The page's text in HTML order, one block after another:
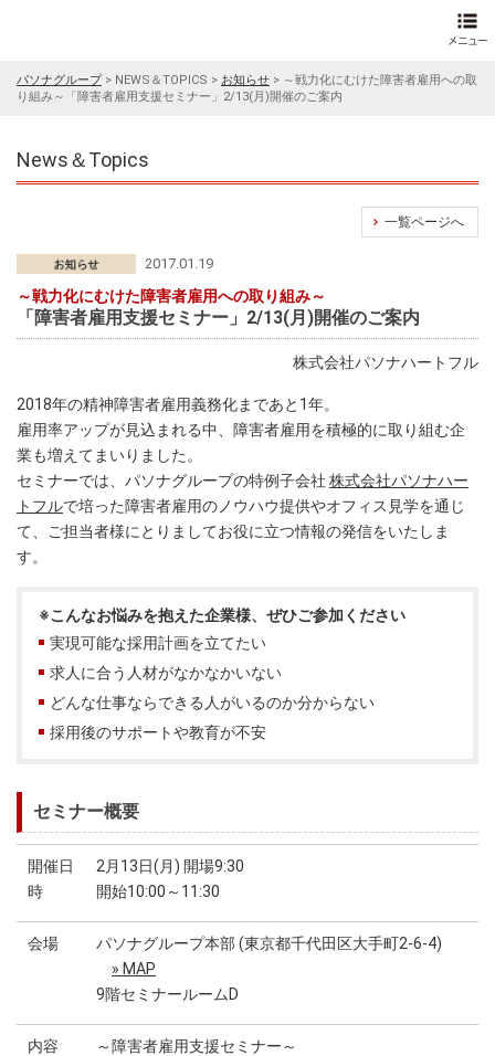
パソナグループ> NEWS＆TOPICS > お知らせ > ～戦力化にむけた障害者雇用への取
り組み～「障害者雇用支援セミナー」2/13(月)開催のご案内
News＆Topics
一覧ページへ
2017.01.19
～戦力化にむけた障害者雇用への取り組み～
「障害者雇用支援セミナー」2/13(月)開催のご案内
株式会社パソナハートフル
2018年の精神障害者雇用義務化まであと1年。
雇用率アップが見込まれる中、障害者雇用を積極的に取り組む企
業も増えてまいりました。
セミナーでは、パソナグループの特例子会社 株式会社パソナハー
トフルで培った障害者雇用のノウハウ提供やオフィス見学を通じ
て、ご担当者様にとりましてお役に立つ情報の発信をいたしま
す。
※こんなお悩みを抱えた企業様、ぜひご参加ください
実現可能な採用計画を立てたい
求人に合う人材がなかなかいない
どんな仕事ならできる人がいるのか分からない
採用後のサポートや教育が不安
セミナー概要
開催日
時
2月13日(月) 開場9:30
開始10:00～11:30
会場
パソナグループ本部 (東京都千代田区大手町2-6-4)
» MAP
9階セミナールームD
内容
～障害者雇用支援セミナー～